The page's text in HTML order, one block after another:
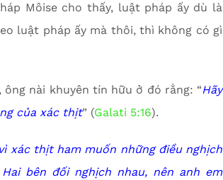
Môise cho thấy, luật pháp ấy dù là
luật pháp ấy mà thôi, thì không có gì
nài khuyên tín hữu ở đó rằng: “Hãy
của xác thịt” (Galati 5:16).
vì xác thịt ham muốn những điều nghịch
bên đối nghịch nhau, nên anh em